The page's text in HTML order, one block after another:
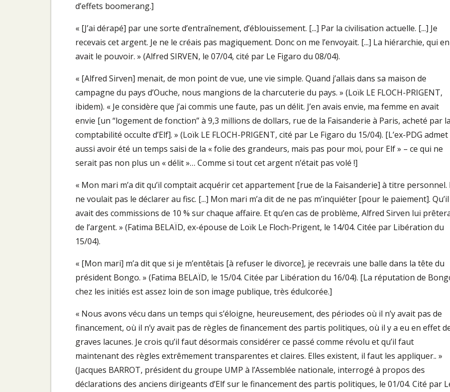
d’effets boomerang.]
« [J’ai dérapé] par une sorte d’entraînement, d’éblouissement. [...] Par la civilisation actuelle. [...] Je
recevais cet argent. Je ne le créais pas magiquement. Donc on me l’envoyait. [...] La hiérarchie, qui en
avait le pouvoir. » (Alfred SIRVEN, le 07/04, cité par Le Figaro du 08/04).
« [Alfred Sirven] menait, de mon point de vue, une vie simple. Quand j’allais dans sa maison de
campagne du pays d’Ouche, nous mangions de la charcuterie du pays. » (Loïk LE FLOCH-PRIGENT,
ibidem). « Je considère que j’ai commis une faute, pas un délit. J’en avais envie, ma femme en avait
envie [un “logement de fonction” à 9,3 millions de dollars, rue de la Faisanderie à Paris, acheté par la
comptabilité occulte d’Elf]. » (Loïk LE FLOCH-PRIGENT, cité par Le Figaro du 15/04). [L’ex-PDG admet
aussi avoir été un temps saisi de la « folie des grandeurs, mais pas pour moi, pour Elf » – ce qui ne
serait pas non plus un « délit »… Comme si tout cet argent n’était pas volé !]
« Mon mari m’a dit qu’il comptait acquérir cet appartement [rue de la Faisanderie] à titre personnel.
ne voulait pas le déclarer au fisc. [...] Mon mari m’a dit de ne pas m’inquiéter [pour le paiement].
avait des commissions de 10 % sur chaque affaire. Et qu’en cas de problème, Alfred Sirven lui
de l’argent. » (Fatima BELAÏD, ex-épouse de Loïk Le Floch-Prigent, le 14/04. Citée par Libération du
15/04).
« [Mon mari] m’a dit que si je m’entêtais [à refuser le divorce], je recevrais une balle dans la tête du
président Bongo. » (Fatima BELAÏD, le 15/04. Citée par Libération du 16/04). [La réputation de
chez les initiés est assez loin de son image publique, très édulcorée.]
« Nous avons vécu dans un temps qui s’éloigne, heureusement, des périodes où il n’y avait pas de
financement, où il n’y avait pas de règles de financement des partis politiques, où il y a eu en effet
graves lacunes. Je crois qu’il faut désormais considérer ce passé comme révolu et qu’il faut
maintenant des règles extrêmement transparentes et claires. Elles existent, il faut les appliquer.. »
(Jacques BARROT, président du groupe UMP à l’Assemblée nationale, interrogé à propos des
déclarations des anciens dirigeants d’Elf sur le financement des partis politiques, le 01/04. Cité par